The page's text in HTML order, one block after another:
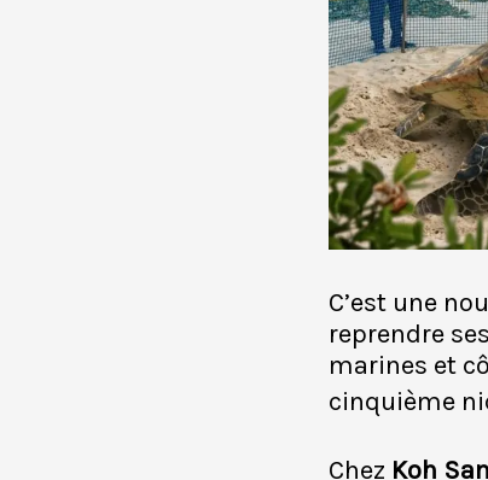
C’est une
reprendre
marines et
cinquième
Chez Koh